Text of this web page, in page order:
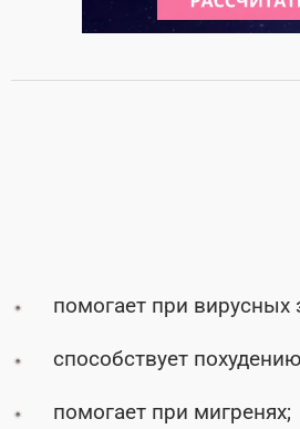
помогает при вирусных
способствует
помогает при мигренях;